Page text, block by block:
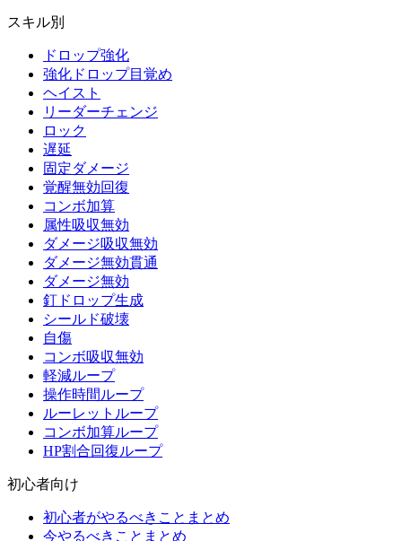
スキル別
ドロップ強化
強化ドロップ目覚め
ヘイスト
リーダーチェンジ
ロック
遅延
固定ダメージ
覚醒無効回復
コンボ加算
属性吸収無効
ダメージ吸収無効
ダメージ無効貫通
ダメージ無効
釘ドロップ生成
シールド破壊
自傷
コンボ吸収無効
軽減ループ
操作時間ループ
ルーレットループ
コンボ加算ループ
HP割合回復ループ
初心者向け
初心者がやるべきことまとめ
今やるべきことまとめ